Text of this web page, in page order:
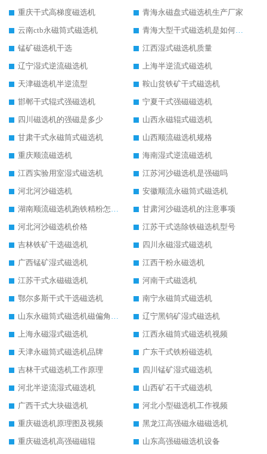
重庆干式高梯度磁选机
青海永磁盘式磁选机生产厂家
云南ctb永磁筒式磁选机
青海大型干式磁选机是如何选矿的
锰矿磁选机干选
江西湿式磁选机质量
辽宁湿式逆流磁选机
上海半逆流式磁选机
天津磁选机半逆流型
鞍山贫铁矿干式磁选机
邯郸干式辊式强磁选机
宁夏干式强磁磁选机
四川磁选机的强磁是多少
山西永磁辊式磁选机
甘肃干式永磁筒式磁选机
山西顺流磁选机规格
重庆顺流磁选机
海南湿式逆流磁选机
江西实验用室湿式磁选机
江苏河沙磁选机是强磁吗
河北河沙磁选机
安徽顺流永磁筒式磁选机
湖南顺流磁选机跑铁精粉怎么处理
甘肃河沙磁选机的注意事项
河北河沙磁选机价格
江苏干式选除铁磁选机型号
吉林铁矿干选磁选机
四川永磁湿式磁选机
广西锰矿湿式磁选机
江西干粉永磁选机
江苏干式永磁磁选机
河南干式磁选机
鄂尔多斯干式干选磁选机
南宁永磁筒式磁选机
山东永磁筒式磁选机磁偏角怎么调整
辽宁黑钨矿湿式磁选机
上海永磁湿式磁选机
江西永磁筒式磁选机视频
天津永磁筒式磁选机品牌
广东干式铁粉磁选机
吉林干式磁选机工作原理
四川锰矿湿式磁选机
河北半逆流湿式磁选机
山西矿石干式磁选机
广西干式大块磁选机
河北小型磁选机工作视频
重庆磁选机原理图及视频
黑龙江高强磁永磁磁选机
重庆磁选机高强磁磁辊
山东高强磁磁选机设备